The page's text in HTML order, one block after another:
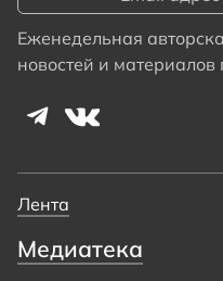
Еженедельная
новостей и
Лента
Медиатека